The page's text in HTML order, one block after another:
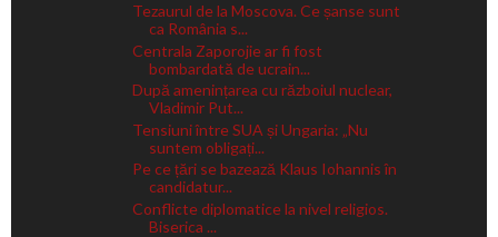
Tezaurul de la Moscova. Ce șanse sunt
ca România s...
Centrala Zaporojie ar fi fost
bombardată de ucrain...
După amenințarea cu războiul nuclear,
Vladimir Put...
Tensiuni între SUA și Ungaria: „Nu
suntem obligați...
Pe ce țări se bazează Klaus Iohannis în
candidatur...
Conflicte diplomatice la nivel religios.
Biserica ...